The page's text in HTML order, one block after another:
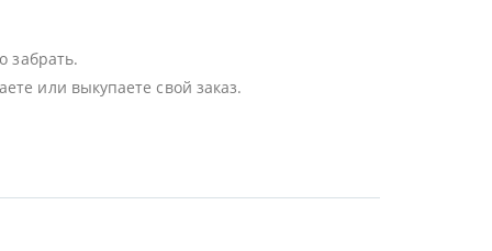
забрать.
или выкупаете свой заказ.